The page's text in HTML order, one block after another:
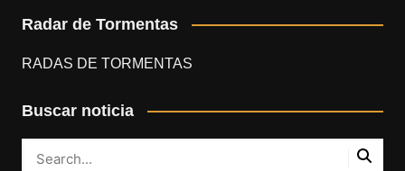
Radar de Tormentas
RADAS DE TORMENTAS
Buscar noticia